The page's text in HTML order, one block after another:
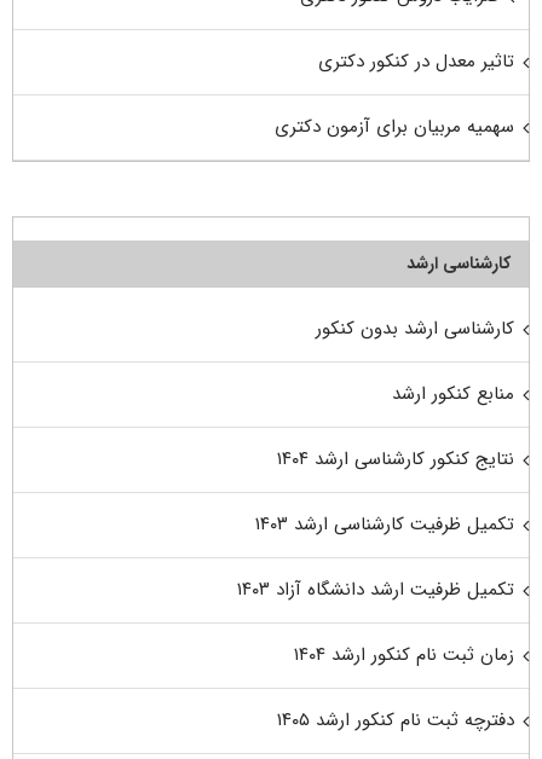
تاثیر معدل در کنکور دکتری
سهمیه مربیان برای آزمون دکتری
کارشناسی ارشد
کارشناسی ارشد بدون کنکور
منابع کنکور ارشد
نتایج کنکور کارشناسی ارشد ۱۴۰۴
تکمیل ظرفیت کارشناسی ارشد ۱۴۰۳
تکمیل ظرفیت ارشد دانشگاه آزاد ۱۴۰۳
زمان ثبت نام کنکور ارشد ۱۴۰۴
دفترچه ثبت نام کنکور ارشد ۱۴۰۵